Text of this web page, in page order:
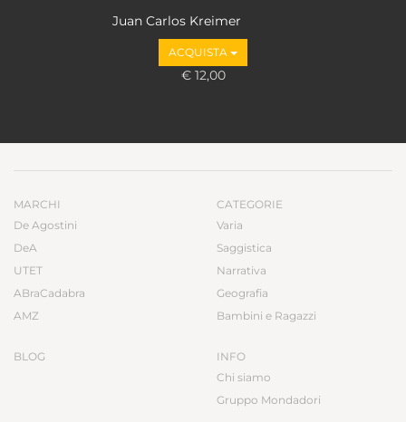
Juan Carlos Kreimer
ACQUISTA
€ 12,00
MARCHI
De Agostini
DeA
UTET
ABraCadabra
AMZ
BLOG
CATEGORIE
Varia
Saggistica
Narrativa
Geografia
Bambini e Ragazzi
INFO
Chi siamo
Gruppo Mondadori